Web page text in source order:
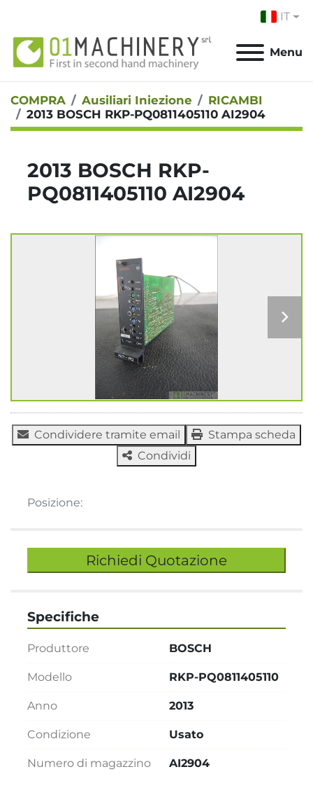
IT
Menu
COMPRA Ausiliari Iniezione
RICAMBI
2013 BOSCH RKP-PQ0811405110 AI2904
2013 BOSCH RKP-
PQ0811405110 AI2904
Condividere tramite email
Stampa scheda
Condividi
Posizione:
Richiedi Quotazione
Specifiche
Produttore BOSCH
Modello RKP-PQ0811405110
Anno 2013
Condizione Usato
Numero di magazzino AI2904